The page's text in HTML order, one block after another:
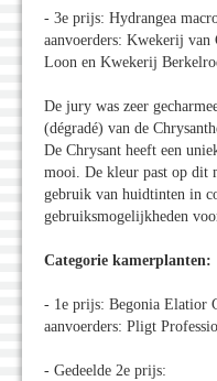
- 3e prijs: Hydrangea
aanvoerders: Kwekerij
Loon en Kwekerij
De jury was zeer
(dégradé) van de
De Chrysant heeft een
mooi. De kleur past op dit
gebruik van huidtinten in
gebruiksmogelijkheden
Categorie kamerplanten:
- 1e prijs: Begonia Elatior
aanvoerders: Pligt
- Gedeelde 2e prijs: